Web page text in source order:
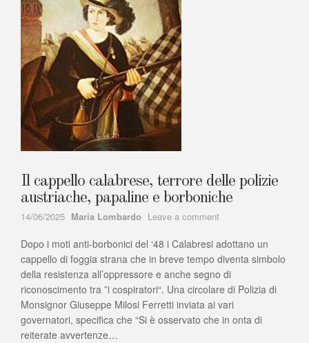
Il cappello calabrese, terrore delle polizie
austriache, papaline e borboniche
14/06/2025 Author
Maria Lombardo Leave a comment
cappello
calabrese,
terrore
delle
polizie
austriache,
papaline
Dopo i moti anti-borbonici del ‘48 i Calabresi adottano un
cappello di foggia strana che in breve tempo diventa simbolo
della resistenza all’oppressore e anche segno di
riconoscimento tra ”i cospiratori“. Una circolare di Polizia di
Monsignor Giuseppe Milosi Ferretti inviata ai vari
governatori, specifica che “Si è osservato che in onta di
reiterate avvertenze…